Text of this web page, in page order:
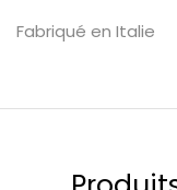
Fabriqué en Italie